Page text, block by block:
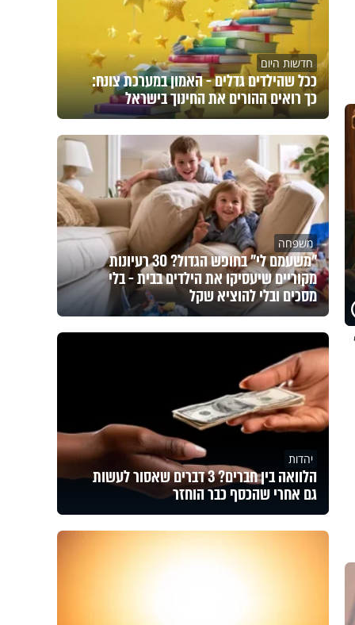
חדשות היום
ככל שהילדים גדלים - האמון במערכת צונח:
כך רואים ההורים את החינוך בישראל
משפחה
"משעמם לי" בחופש הגדול? 30 רעיונות
מקוריים שיעסיקו את הילדים בבית - בלי
מסכים ובלי להוציא שקל
יהדות
הלוואה בין חברים? 3 דברים שאסור לעשות
גם אחרי שהכסף כבר הוחזר